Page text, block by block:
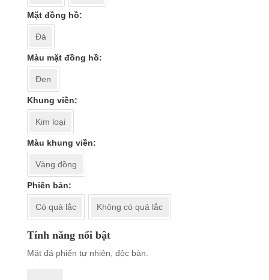
Mặt đồng hồ
Đá
Màu mặt đồng hồ
Đen
Khung viền
Kim loại
Màu khung viền
Vàng đồng
Phiên bản
Có quả lắc Không có quả lắc
Tính năng nổi bật
Mặt đá phiến tự nhiên, độc bản.